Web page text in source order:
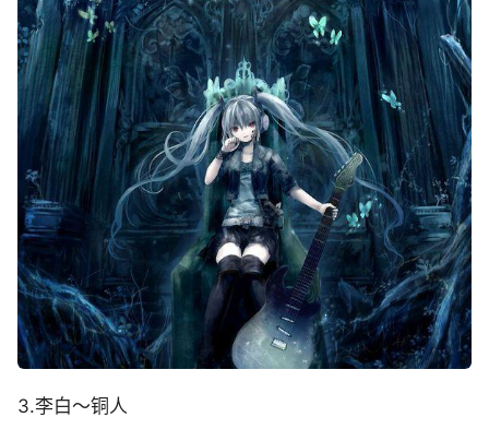
3.李白～铜人